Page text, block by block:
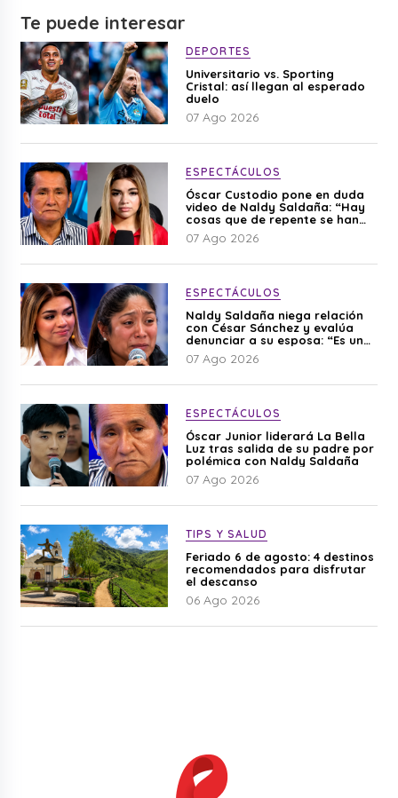
Te puede interesar
DEPORTES
Universitario vs. Sporting
Cristal: así llegan al esperado
duelo
07 Ago 2026
ESPECTÁCULOS
Óscar Custodio pone en duda
video de Naldy Saldaña: “Hay
cosas que de repente se han
editado”
07 Ago 2026
ESPECTÁCULOS
Naldy Saldaña niega relación
con César Sánchez y evalúa
denunciar a su esposa: “Es una
difamación”
07 Ago 2026
ESPECTÁCULOS
Óscar Junior liderará La Bella
Luz tras salida de su padre por
polémica con Naldy Saldaña
07 Ago 2026
TIPS Y SALUD
Feriado 6 de agosto: 4 destinos
recomendados para disfrutar
el descanso
06 Ago 2026